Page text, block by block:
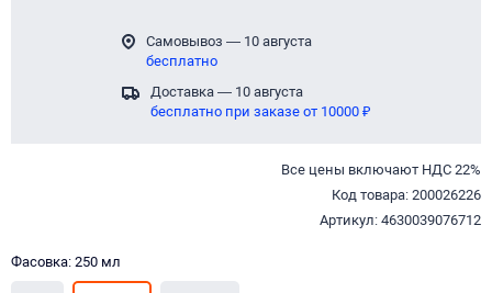
Самовывоз — 10 августа
бесплатно
Доставка — 10 августа
бесплатно при заказе от 10000 ₽
Все цены включают НДС 22%
Код товара: 200026226
Артикул: 4630039076712
Фасовка: 250 мл